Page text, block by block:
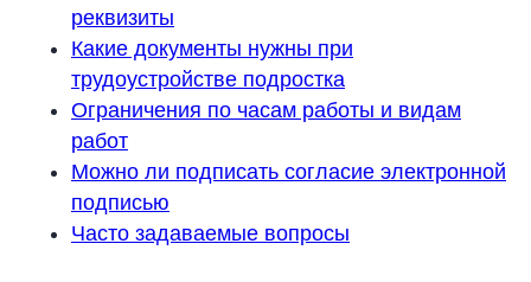
реквизиты
Какие документы нужны при
трудоустройстве подростка
Ограничения по часам работы и видам
работ
Можно ли подписать согласие электронной
подписью
Часто задаваемые вопросы